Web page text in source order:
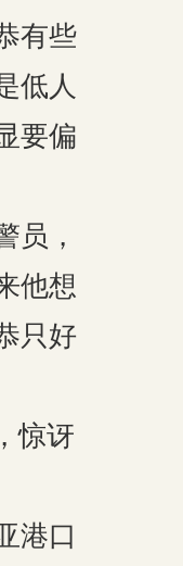
有些
低人
要偏
员，
他想
只好
惊讶
港口